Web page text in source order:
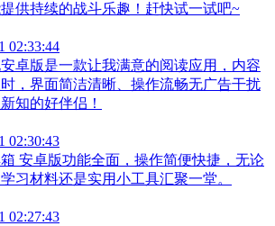
供持续的战斗乐趣！赶快试一试吧~
02:33:44
卓版是一款让我满意的阅读应用，内容
，界面简洁清晰、操作流畅无广告干扰
知的好伴侣！
02:30:43
安卓版功能全面，操作简便快捷，无论
习材料还是实用小工具汇聚一堂。
02:27:43